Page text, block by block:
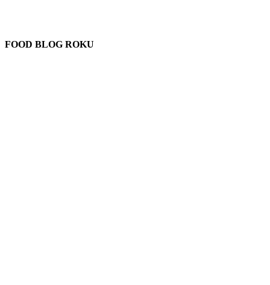
FOOD BLOG ROKU